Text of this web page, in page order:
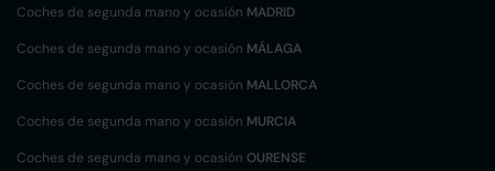
Coches de segunda mano y ocasión MADRID
Coches de segunda mano y ocasión MÁLAGA
Coches de segunda mano y ocasión MALLORCA
Coches de segunda mano y ocasión MURCIA
Coches de segunda mano y ocasión OURENSE